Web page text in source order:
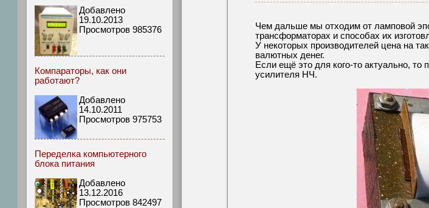
Чем дальше мы отходим от ламповой
трансформаторах и способах их
У некоторых производителей цена на
валютных денег.
Если ещё это для кого-то актуально,
усилителя НЧ.
Добавлено
19.10.2013
Просмотров 985376
Компараторы, как они
работают?
Добавлено
14.10.2011
Просмотров 975753
Переделка компьютерного
блока питания
Добавлено
13.12.2016
Просмотров 842497